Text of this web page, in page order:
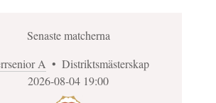
Senaste matcherna
A • Distriktsmästerskap
2026-08-04 19:00